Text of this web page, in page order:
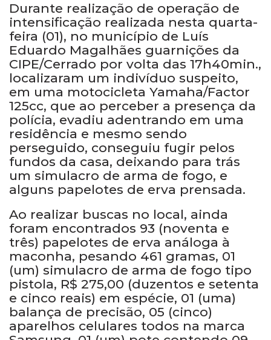
Durante realização de operação de
intensificação realizada nesta quarta-
feira (01), no município de Luís
Eduardo Magalhães guarnições da
CIPE/Cerrado por volta das 17h40min.,
localizaram um indivíduo suspeito,
em uma motocicleta Yamaha/Factor
125cc, que ao perceber a presença da
polícia, evadiu adentrando em uma
residência e mesmo sendo
perseguido, conseguiu fugir pelos
fundos da casa, deixando para trás
um simulacro de arma de fogo, e
alguns papelotes de erva prensada.
Ao realizar buscas no local, ainda
foram encontrados 93 (noventa e
três) papelotes de erva análoga à
maconha, pesando 461 gramas, 01
(um) simulacro de arma de fogo tipo
pistola, R$ 275,00 (duzentos e setenta
e cinco reais) em espécie, 01 (uma)
balança de precisão, 05 (cinco)
aparelhos celulares todos na marca